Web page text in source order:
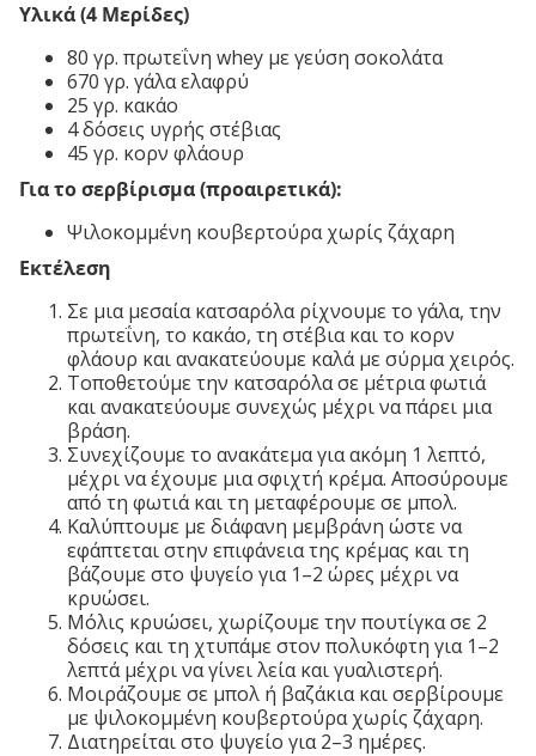
Υλικά (4 Μερίδες)
80 γρ. πρωτεΐνη whey με γεύση σοκολάτα
670 γρ. γάλα ελαφρύ
25 γρ. κακάο
4 δόσεις υγρής στέβιας
45 γρ. κορν φλάουρ
Για το σερβίρισμα (προαιρετικά):
Ψιλοκομμένη κουβερτούρα χωρίς ζάχαρη
Εκτέλεση
Σε μια μεσαία κατσαρόλα ρίχνουμε το γάλα, την
πρωτεΐνη, το κακάο, τη στέβια και το κορν
φλάουρ και ανακατεύουμε καλά με σύρμα χειρός.
Τοποθετούμε την κατσαρόλα σε μέτρια φωτιά
και ανακατεύουμε συνεχώς μέχρι να πάρει μια
βράση.
Συνεχίζουμε το ανακάτεμα για ακόμη 1 λεπτό,
μέχρι να έχουμε μια σφιχτή κρέμα. Αποσύρουμε
από τη φωτιά και τη μεταφέρουμε σε μπολ.
Καλύπτουμε με διάφανη μεμβράνη ώστε να
εφάπτεται στην επιφάνεια της κρέμας και τη
βάζουμε στο ψυγείο για 1–2 ώρες μέχρι να
κρυώσει.
Μόλις κρυώσει, χωρίζουμε την πουτίγκα σε 2
δόσεις και τη χτυπάμε στον πολυκόφτη για 1–2
λεπτά μέχρι να γίνει λεία και γυαλιστερή.
Μοιράζουμε σε μπολ ή βαζάκια και σερβίρουμε
με ψιλοκομμένη κουβερτούρα χωρίς ζάχαρη.
Διατηρείται στο ψυγείο για 2–3 ημέρες.